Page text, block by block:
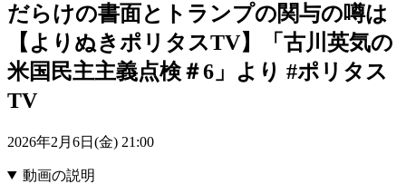
だらけの書面とトランプの関与の噂は
【よりぬきポリタスTV】「古川英気の
米国民主主義点検＃6」より #ポリタス
TV
2026年2月6日(金) 21:00
動画の説明